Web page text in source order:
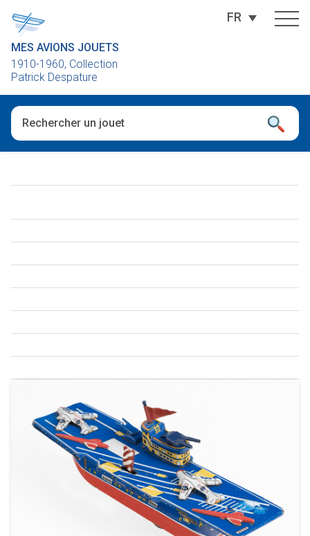
MES AVIONS JOUETS
1910-1960, Collection
Patrick Despature
FR